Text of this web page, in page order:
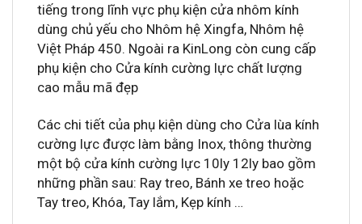
tiếng trong lĩnh vực phụ kiện cửa nhôm kính
dùng chủ yếu cho Nhôm hệ Xingfa, Nhôm hệ
Việt Pháp 450. Ngoài ra KinLong còn cung cấp
phụ kiện cho Cửa kính cường lực chất lượng
cao mẫu mã đẹp
Các chi tiết của phụ kiện dùng cho Cửa lùa kính
cường lực được làm bằng Inox, thông thường
một bộ cửa kính cường lực 10ly 12ly bao gồm
những phần sau: Ray treo, Bánh xe treo hoặc
Tay treo, Khóa, Tay lắm, Kẹp kính …